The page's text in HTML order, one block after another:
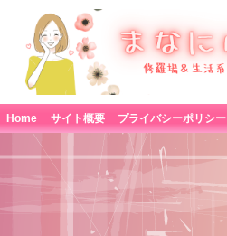
Home サイト概要 プライバシーポリシー